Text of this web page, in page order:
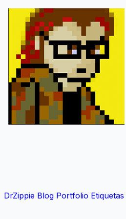
DrZippie Blog Portfolio Etiquetas